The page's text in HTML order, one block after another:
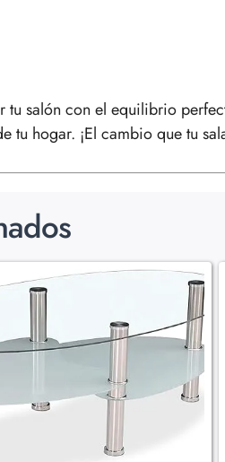
salón con el equilibrio
tu hogar. ¡El cambio que tu